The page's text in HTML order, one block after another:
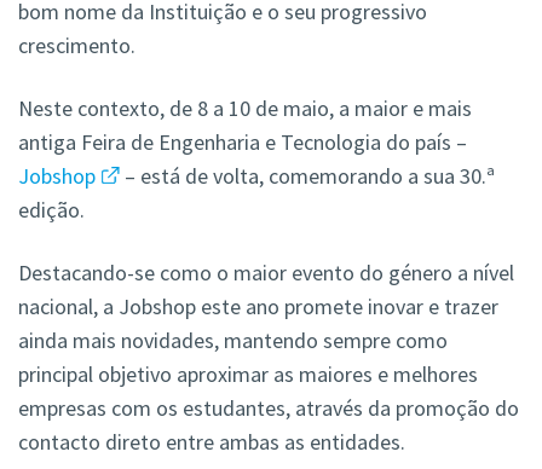
bom nome da Instituição e o seu progressivo
crescimento.
Neste contexto, de 8 a 10 de maio, a maior e mais
antiga Feira de Engenharia e Tecnologia do país –
Jobshop
– está de volta, comemorando a sua 30.ª
edição.
Destacando-se como o maior evento do género a nível
nacional, a Jobshop este ano promete inovar e trazer
ainda mais novidades, mantendo sempre como
principal objetivo aproximar as maiores e melhores
empresas com os estudantes, através da promoção do
contacto direto entre ambas as entidades.